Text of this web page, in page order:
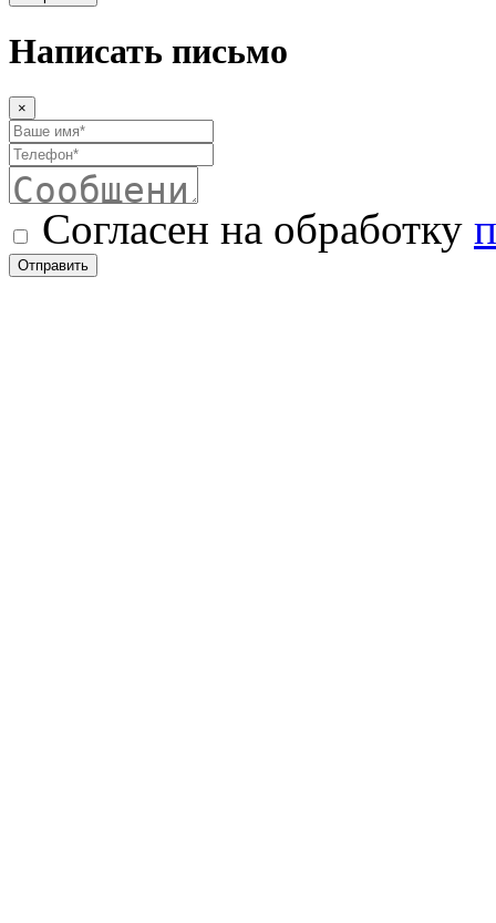
Написать письмо
×
Согласен на обработку
Отправить